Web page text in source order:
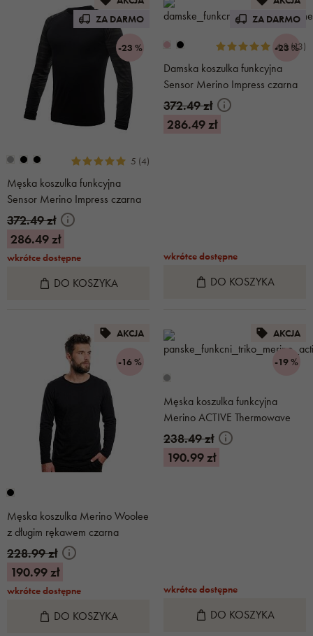
ZA DARMO
-23 %
5 (4)
Męska koszulka funkcyjna
Sensor Merino Impress czarna
372.49 zł
286.49 zł
wkrótce dostępne
DO KOSZYKA
ZA DARMO
-23 %
4.8 (13)
Damska koszulka funkcyjna
Sensor Merino Impress czarna
372.49 zł
286.49 zł
wkrótce dostępne
DO KOSZYKA
AKCJA
-16 %
Męska koszulka Merino Woolee
z długim rękawem czarna
228.99 zł
190.99 zł
wkrótce dostępne
DO KOSZYKA
AKCJA
-19 %
Męska koszulka funkcyjna
Merino ACTIVE Thermowave
szara
238.49 zł
190.99 zł
wkrótce dostępne
DO KOSZYKA